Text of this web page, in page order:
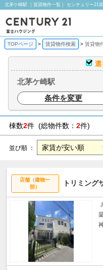
北茅ケ崎駅 ｜賃貸物件一覧｜ センチュリー21
TOPページ 賃貸物件検索 賃貸物
北茅ケ崎駅
条件を変更
棟数2件 (総物件数： 2件)
並び順 ：
店舗（建物一
部）
トリミング